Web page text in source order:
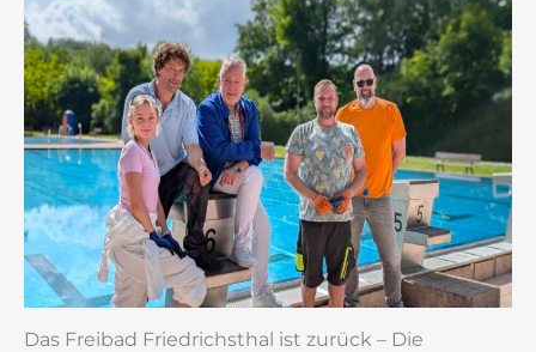
Das Freibad Friedrichsthal ist zurück – Die